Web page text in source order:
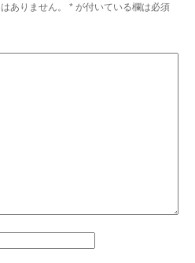
ありません。 * が付いている欄は必須